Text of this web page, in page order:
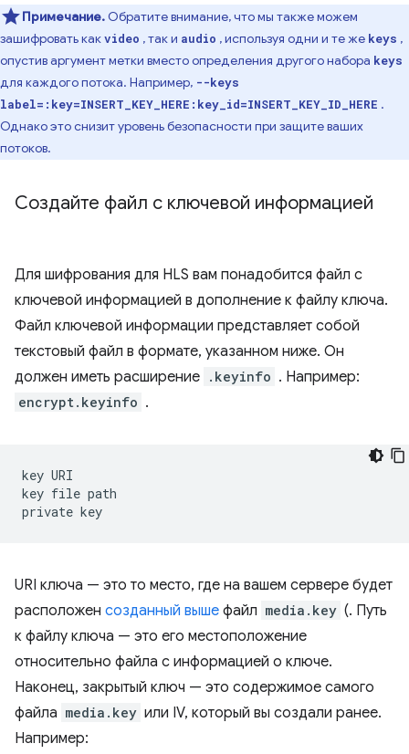
Примечание. Обратите внимание, что мы также можем
зашифровать какvideo , так и audio , используя одни и те же keys ,
опустив аргумент метки вместо определения другого набора keys
для каждого потока. Например, --keys
label=:key=INSERT_KEY_HERE:key_id=INSERT_KEY_ID_HERE .
Однако это снизит уровень безопасности при защите ваших
потоков.
Создайте файл с ключевой информацией
Для шифрования для HLS вам понадобится файл с
ключевой информацией в дополнение к файлу ключа.
Файл ключевой информации представляет собой
текстовый файл в формате, указанном ниже. Он
должен иметь расширение .keyinfo . Например:
encrypt.keyinfo .
key URI
key file path
private
URI ключа — это то место, где на вашем сервере будет
расположен созданный выше файл media.key (. Путь
к файлу ключа — это его местоположение
относительно файла с информацией о ключе.
Наконец, закрытый ключ — это содержимое самого
файла media.key или IV, который вы создали ранее.
Например: